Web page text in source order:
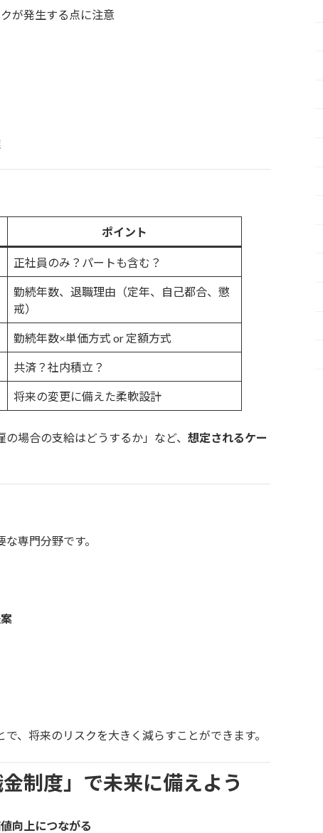
が発生する点に注意
ポイント
正社員のみ？パートも含む？
勤続年数、退職理由（定年、自己都合、懲
戒）
勤続年数×単価方式 or 定額方式
共済？社内積立？
将来の変更に備えた柔軟設計
場合の支給はどうするか」など、 想定されるケー
専門分野です。
、将来のリスクを大きく減らすことができます。
制度」で未来に備えよう
向上につながる